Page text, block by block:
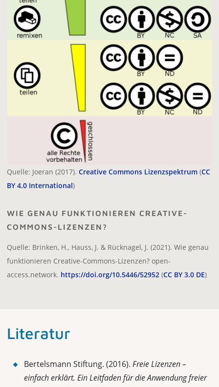
Quelle: Joeran (2017). Creative Commons Lizenzspektrum (CC
BY 4.0 International)
WIE GENAU FUNKTIONIEREN CREATIVE-
COMMONS-LIZENZEN?
Quelle: Brinken, H., Hauss, J. & Rücknagel, J. (2021). Wie genau
funktionieren Creative-Commons-Lizenzen? open-
access.network. https://doi.org/10.5446/52952 (CC BY 3.0 DE)
Literatur
Bertelsmann Stiftung. (2016). Freie Lizenzen –
einfach erklärt. Ein Leitfaden für die Anwendung freier